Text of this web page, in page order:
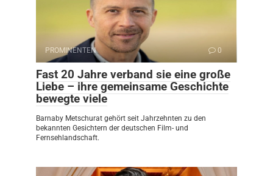
PROMINENTEN 0
Fast 20 Jahre verband sie eine große
Liebe – ihre gemeinsame Geschichte
bewegte viele
Barnaby Metschurat gehört seit Jahrzehnten zu den
bekannten Gesichtern der deutschen Film- und
Fernsehlandschaft.